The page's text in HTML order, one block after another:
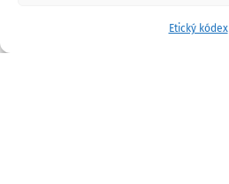
Etický kódex